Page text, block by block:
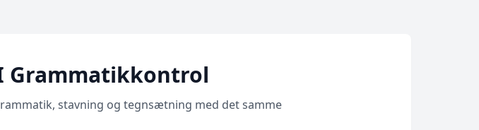
Grammatikkontrol
stavning og tegnsætning med det samme